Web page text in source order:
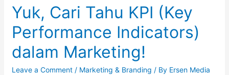
Yuk, Cari Tahu KPI (Key
Performance Indicators)
dalam Marketing!
Leave a Comment / Marketing & Branding / By Ersen Media
Yuk,
Cari
Tahu
KPI
(Key
Performance
Indicators)
dalam
Marketing!